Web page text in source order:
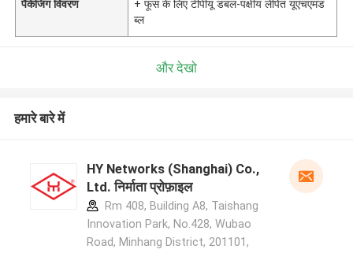
पैकेजिंग विवरण
+ फूस के लिए टीपीयू डबल-पक्षीय लेपित यूएचएमड
ब्ल
और देखो
हमारे बारे में
HY Networks (Shanghai) Co.,
Ltd. निर्माता प्रोफ़ाइल
Rm 408, Building A8, Taishang
Innovation Park, No.428, Wubao
Road, Minhang District, 201101,